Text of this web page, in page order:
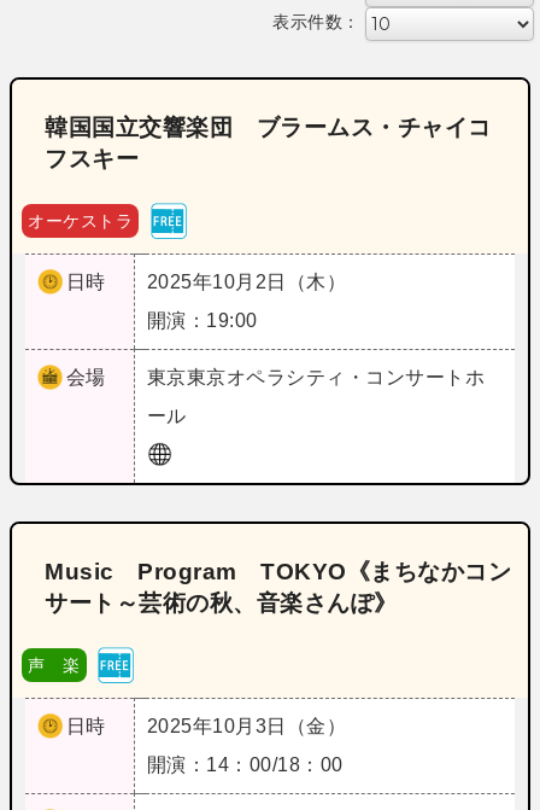
表示件数：
韓国国立交響楽団 ブラームス・チャイコ
フスキー
オーケストラ
日時
2025年10月2日（木）
開演：19:00
会場 東京東京オペラシティ・コンサートホ
ール
Music Program TOKYO《まちなかコン
サート～芸術の秋、音楽さんぽ》
声 楽
日時
2025年10月3日（金）
開演：14：00/18：00